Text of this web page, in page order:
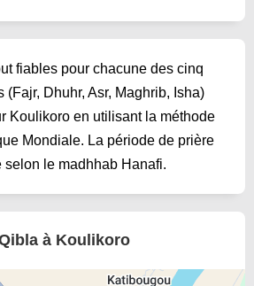
fiables pour chacune des cinq
(Fajr, Dhuhr, Asr, Maghrib, Isha)
Koulikoro en utilisant la méthode
Mondiale. La période de prière
selon le madhhab Hanafi.
à Koulikoro